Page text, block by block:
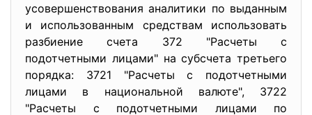
усовершенствования аналитики по выданным
и использованным средствам использовать
разбиение счета 372 "Расчеты с
подотчетными лицами" на субсчета третьего
порядка: 3721 "Расчеты с подотчетными
лицами в национальной валюте", 3722
"Расчеты с подотчетными лицами по